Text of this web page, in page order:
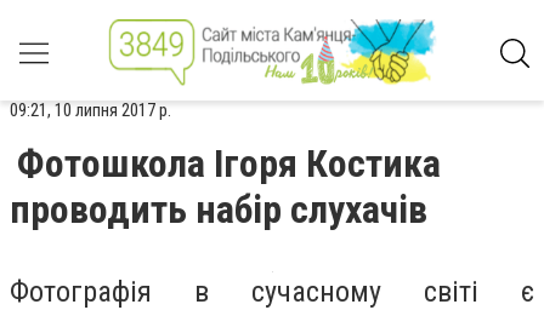
09:21, 10 липня 2017 р.
Фотошкола Ігоря Костика
проводить набір слухачів
Фотографія в сучасному світі є